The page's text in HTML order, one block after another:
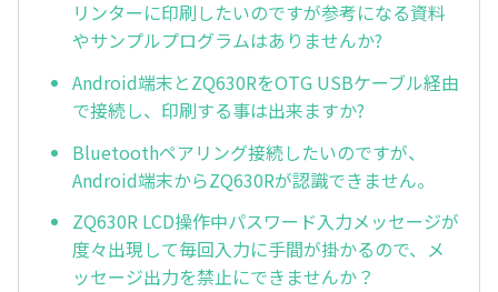
リンターに印刷したいのですが参考になる資料
やサンプルプログラムはありませんか?
Android端末とZQ630RをOTG USBケーブル経由
で接続し、印刷する事は出来ますか?
Bluetoothペアリング接続したいのですが、
Android端末からZQ630Rが認識できません。
ZQ630R LCD操作中パスワード入力メッセージが
度々出現して毎回入力に手間が掛かるので、メ
ッセージ出力を禁止にできませんか？